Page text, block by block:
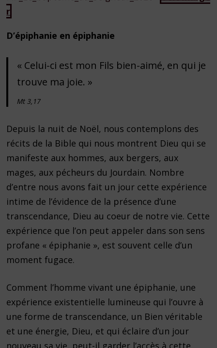
r
D’épiphanie en épiphanie
« Celui-ci est mon Fils bien-aimé, en qui je
trouve ma joie. »
Mt 3,17
Depuis la nuit de Noël, nous contemplons des
récits de la Bible qui nous montrent Dieu qui se
manifeste aux hommes, aux bergers, aux
mages, aux pécheurs du Jourdain. Nombre
d’entre nous avons fait un jour cette expérience
intime de l’évidence de la présence d’une
transcendance, Dieu au coeur de notre vie. Cette
expérience que l’on peut appeler dans son sens
profane « épiphanie », est souvent celle d’un
moment fugace.
Comment l’homme vivant une épiphanie, une
expérience existentielle lumineuse qui l’ouvre à
une forme de transcendance, un Bien véritable
et une énergie, Dieu, et qui éclaire d’un jour
nouveau sa vie, peut-il garder l’accès à cette